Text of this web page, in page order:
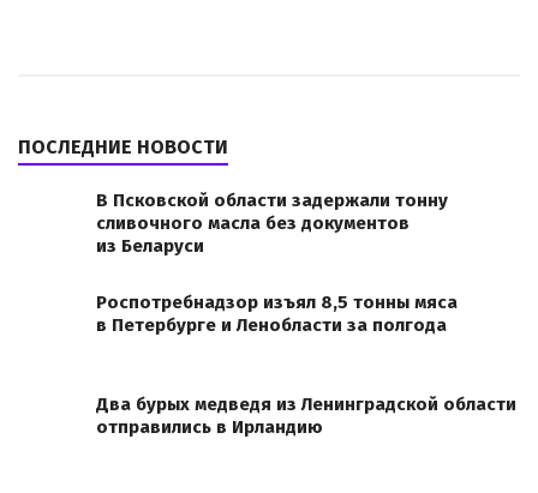
ПОСЛЕДНИЕ НОВОСТИ
В Псковской области задержали тонну
сливочного масла без документов
из Беларуси
Роспотребнадзор изъял 8,5 тонны мяса
в Петербурге и Ленобласти за полгода
Два бурых медведя из Ленинградской области
отправились в Ирландию